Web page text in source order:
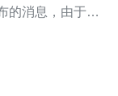
香港地区进行